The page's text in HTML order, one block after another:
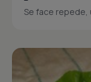
Se face repede,